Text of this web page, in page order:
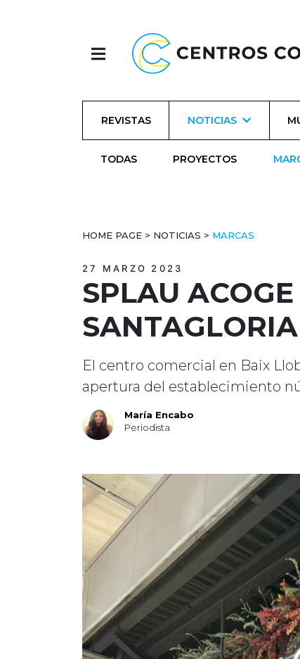
REVISTAS NOTICIAS
TODAS PROYECTOS
HOME PAGE > NOTICIAS > MARCAS
27 MARZO 2023
SPLAU
El centro comercial en Baix
apertura del establecimiento
María Encabo
Periodista